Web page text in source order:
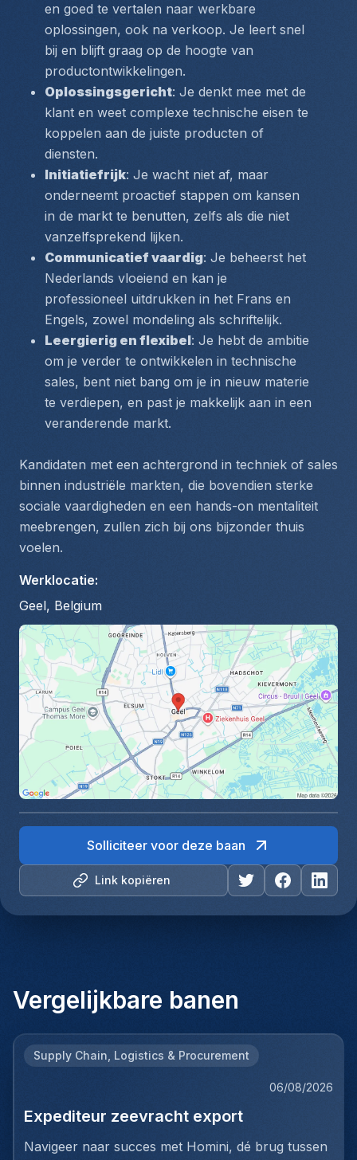
en goed te vertalen naar werkbare
oplossingen, ook na verkoop. Je leert snel
bij en blijft graag op de hoogte van
productontwikkelingen.
Oplossingsgericht: Je denkt mee met de
klant en weet complexe technische eisen te
koppelen aan de juiste producten of
diensten.
Initiatiefrijk: Je wacht niet af, maar
onderneemt proactief stappen om kansen
in de markt te benutten, zelfs als die niet
vanzelfsprekend lijken.
Communicatief vaardig: Je beheerst het
Nederlands vloeiend en kan je
professioneel uitdrukken in het Frans en
Engels, zowel mondeling als schriftelijk.
Leergierig en flexibel: Je hebt de ambitie
om je verder te ontwikkelen in technische
sales, bent niet bang om je in nieuw materie
te verdiepen, en past je makkelijk aan in een
veranderende markt.
Kandidaten met een achtergrond in techniek of sales
binnen industriële markten, die bovendien sterke
sociale vaardigheden en een hands-on mentaliteit
meebrengen, zullen zich bij ons bijzonder thuis
voelen.
Werklocatie:
Geel, Belgium
Link kopiëren
Solliciteer voor deze baan
Vergelijkbare banen
Supply Chain, Logistics & Procurement
06/08/2026
Expediteur zeevracht export
Navigeer naar succes met Homini, dé brug tussen